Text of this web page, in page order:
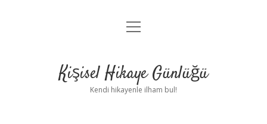
Anasayfa
Yasal Uyarı
menüyü
Kişisel Hikaye Günlüğü
Kendi hikayenle ilham bul!